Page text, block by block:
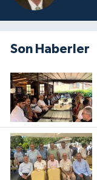
Son Haberler